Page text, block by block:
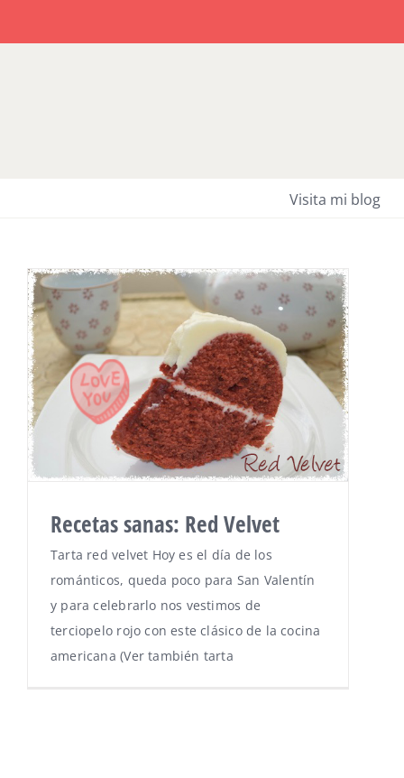
Visita mi blog
Recetas sanas: Red Velvet
Tarta red velvet Hoy es el día de los
románticos, queda poco para San Valentín
y para celebrarlo nos vestimos de
terciopelo rojo con este clásico de la cocina
americana (Ver también tarta